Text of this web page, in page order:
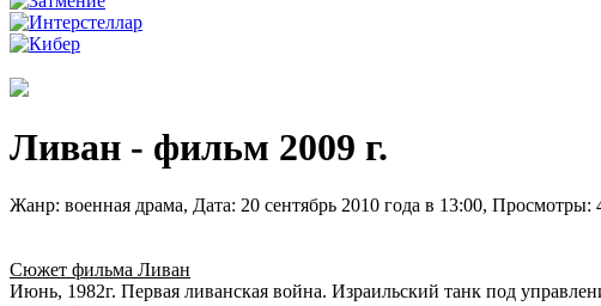
Ливан - фильм 2009 г.
Жанр: военная драма, Дата: 20 сентябрь 2010 года в 13:00, Просмотры:
Сюжет фильма Ливан
Июнь, 1982г. Первая ливанская война. Израильский танк под